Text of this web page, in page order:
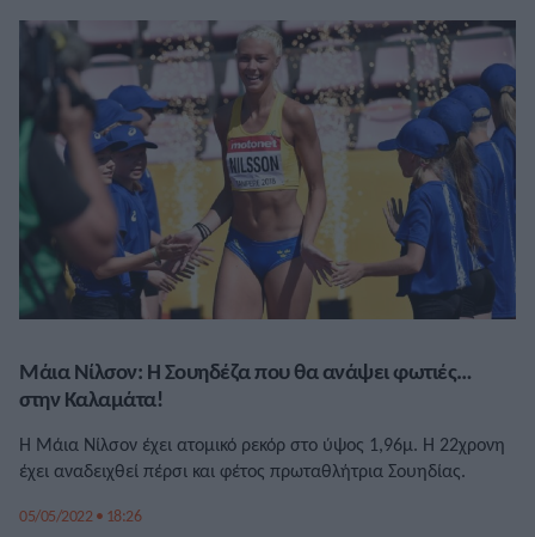
επιτευχθεί η μεγαλύτερη δυνατή […]
Μάια Νίλσον: Η Σουηδέζα που θα ανάψει φωτιές…
στην Καλαμάτα!
Η Μάια Νίλσον έχει ατομικό ρεκόρ στο ύψος 1,96μ. Η 22χρονη
έχει αναδειχθεί πέρσι και φέτος πρωταθλήτρια Σουηδίας.
05/05/2022 • 18:26